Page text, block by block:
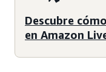
Descubre
en Amazon